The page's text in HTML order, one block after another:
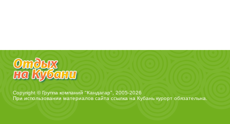
Copyright © Группа компаний "Кандагар", 2005-2026
При использовании материалов сайта ссылка на Кубань курорт обязательна.